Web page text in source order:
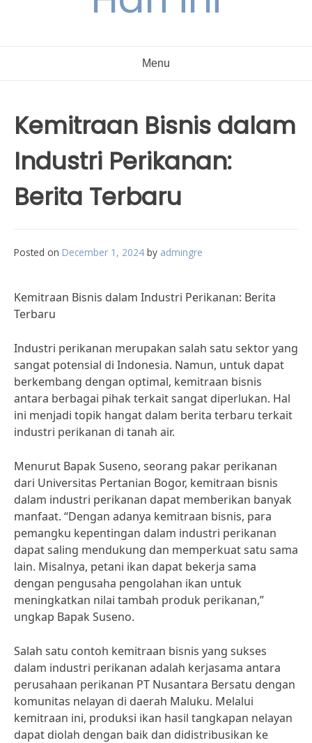
Menu
Kemitraan Bisnis dalam
Industri Perikanan:
Berita Terbaru
Posted on December 1, 2024 by admingre
Kemitraan Bisnis dalam Industri Perikanan: Berita
Terbaru
Industri perikanan merupakan salah satu sektor yang
sangat potensial di Indonesia. Namun, untuk dapat
berkembang dengan optimal, kemitraan bisnis
antara berbagai pihak terkait sangat diperlukan. Hal
ini menjadi topik hangat dalam berita terbaru terkait
industri perikanan di tanah air.
Menurut Bapak Suseno, seorang pakar perikanan
dari Universitas Pertanian Bogor, kemitraan bisnis
dalam industri perikanan dapat memberikan banyak
manfaat. “Dengan adanya kemitraan bisnis, para
pemangku kepentingan dalam industri perikanan
dapat saling mendukung dan memperkuat satu sama
lain. Misalnya, petani ikan dapat bekerja sama
dengan pengusaha pengolahan ikan untuk
meningkatkan nilai tambah produk perikanan,”
ungkap Bapak Suseno.
Salah satu contoh kemitraan bisnis yang sukses
dalam industri perikanan adalah kerjasama antara
perusahaan perikanan PT Nusantara Bersatu dengan
komunitas nelayan di daerah Maluku. Melalui
kemitraan ini, produksi ikan hasil tangkapan nelayan
dapat diolah dengan baik dan didistribusikan ke